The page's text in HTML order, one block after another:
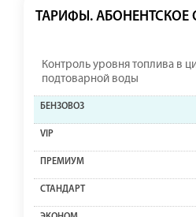
ТАРИФЫ. АБОНЕНТСКОЕ
Контроль уровня топлива в
подтоварной воды